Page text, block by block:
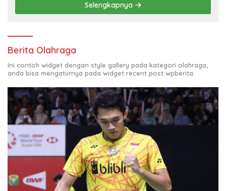
Selengkapnya
Berita Olahraga
Ini contoh widget dengan style gallery pada kategori olahraga,
anda bisa mengaturnya pada widget recent post wpberita.